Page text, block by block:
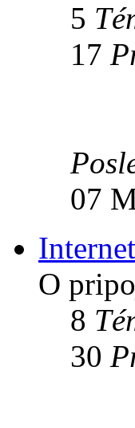
5
17
07
O
8
30